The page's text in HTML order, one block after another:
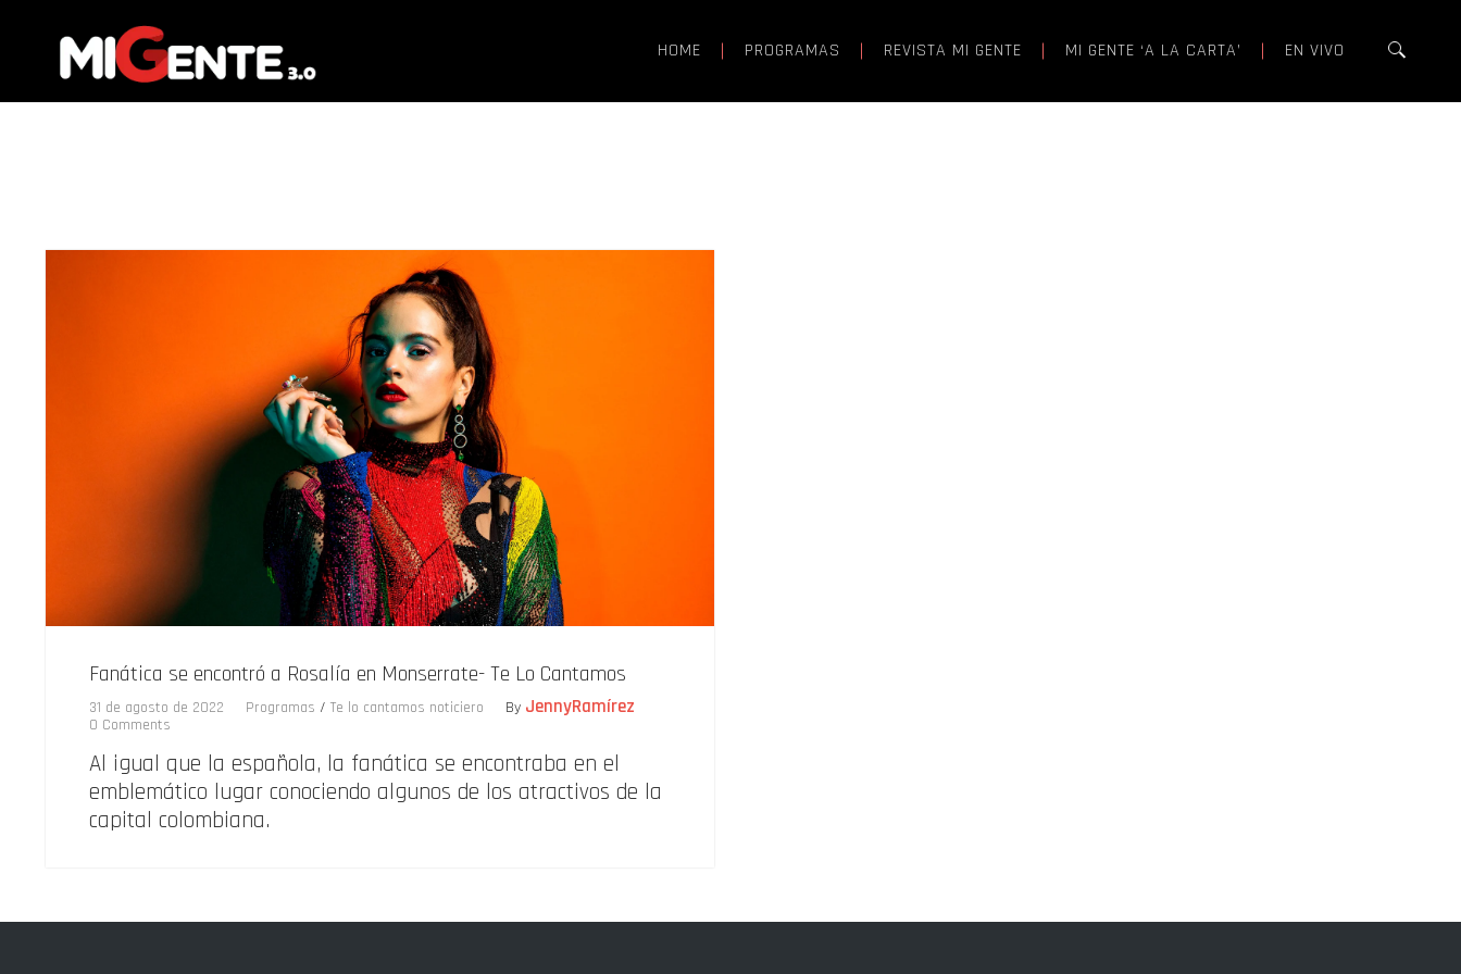
HOME PROGRAMAS REVISTA MI GENTE MI GENTE ‘A LA CARTA’ EN VIVO
Fanática se encontró a Rosalía en Monserrate- Te Lo Cantamos
31 de agosto de 2022 Programas / Te lo cantamos noticiero By JennyRamírez
0 Comments
Al igual que la española, la fanática se encontraba en el
emblemático lugar conociendo algunos de los atractivos de la
capital colombiana.